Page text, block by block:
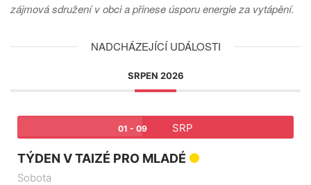
zájmová sdružení v obci a přinese úsporu energie za vytápění.
NADCHÁZEJÍCÍ UDÁLOSTI
SRPEN 2026
01 - 09 SRP
TÝDEN V TAIZÉ PRO MLADÉ
Sobota